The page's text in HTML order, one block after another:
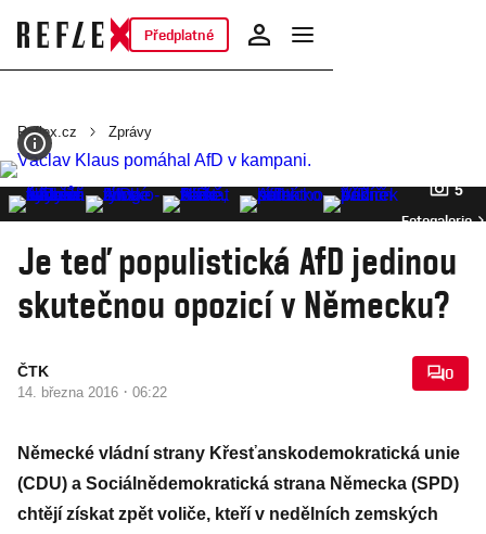
Předplatné
Reflex.cz Zprávy
5
Fotogalerie
Je teď populistická AfD jedinou
skutečnou opozicí v Německu?
ČTK
14. března 2016 · 06:22
0
Německé vládní strany Křesťanskodemokratická unie
(CDU) a Sociálnědemokratická strana Německa (SPD)
chtějí získat zpět voliče, kteří v nedělních zemských